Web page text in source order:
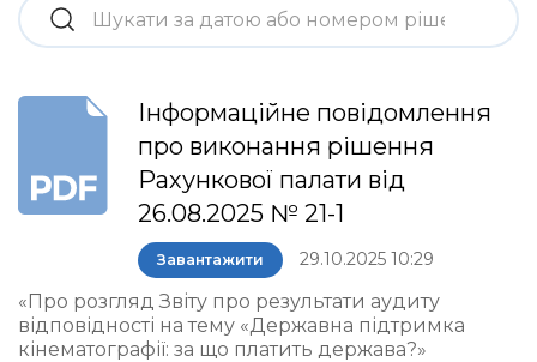
Інформаційне повідомлення
про виконання рішення
Рахункової палати від
26.08.2025 № 21-1
Завантажити 29.10.2025 10:29
«Про розгляд Звіту про результати аудиту
відповідності на тему «Державна підтримка
кінематографії: за що платить держава?»